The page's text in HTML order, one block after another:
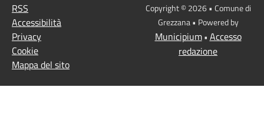
RSS
Accessibilità
Privacy
Cookie
Mappa del sito
Copyright © 2026 • Comune di
Grezzana • Powered by
Municipium• Accesso
redazione